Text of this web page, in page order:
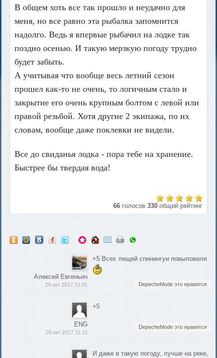
В общем хоть все так прошло и неудачно для
меня, но все равно эта рыбалка запомнится
надолго. Ведь я впервые рыбачил на лодке так
поздно осенью. И такую мерзкую погоду трудно
будет забыть.
А учитывая что вообще весь летний сезон
прошел как-то не очень, то логичным стало и
закрытие его очень крупным болтом с левой или
правой резьбой. Хотя другие 2 экипажа, по их
словам, вообще даже поклевки не видели.
Все до свиданья лодка - пора тебе на хранение.
Быстрее бы твердая вода!
66 голосов 330 общий рейтинг
Алексей Евгеньич
29 окт 2017 21:01
+5 Всех лещей спинингуи повыловили
DepecheMode это нравится
ENG
29 окт 2017 21:11
+5
DepecheMode это нравится
И даже в такую погоду, лучше на реке,